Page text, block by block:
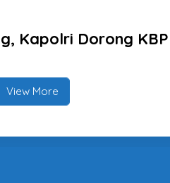
Kapolri Dorong
View More